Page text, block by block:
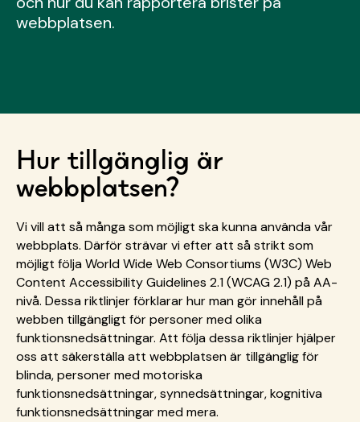
webbplatsen.
Hur tillgänglig är
webbplatsen?
Vi vill att så många som möjligt ska kunna använda vår
webbplats. Därför strävar vi efter att så strikt som
möjligt följa World Wide Web Consortiums (W3C) Web
Content Accessibility Guidelines 2.1 (WCAG 2.1) på AA-
nivå. Dessa riktlinjer förklarar hur man gör innehåll på
webben tillgängligt för personer med olika
funktionsnedsättningar. Att följa dessa riktlinjer hjälper
oss att säkerställa att webbplatsen är tillgänglig för
blinda, personer med motoriska
funktionsnedsättningar, synnedsättningar, kognitiva
funktionsnedsättningar med mera.